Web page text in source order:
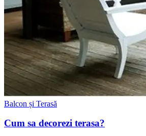
Balcon și Terasă
Cum sa decorezi terasa?